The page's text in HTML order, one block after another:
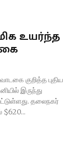
உயர்ந்த
குறித்த புதிய
தலைநகர்
$620...